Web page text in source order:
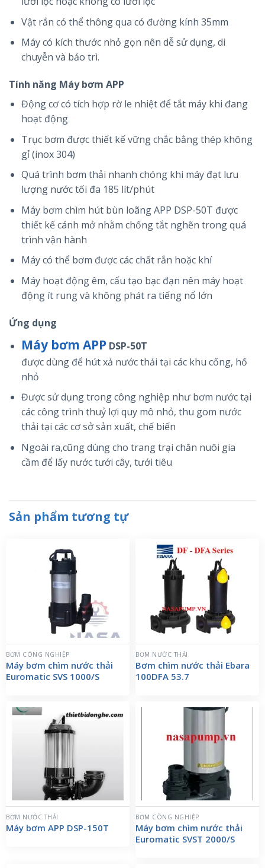
Vật rắn có thể thông qua có đường kính 35mm
Máy có kích thước nhỏ gọn nên dễ sử dụng, di
chuyễn và bảo trì.
Tính năng Máy bơm APP
Động cơ có tích hợp rờ le nhiệt đểtắtmáy khi đang
hoạt động
Trục bơm đượcthiết kếvững chắcbằng thép không
gỉ (inox 304)
Quá trình bơm thải nhanh chóng khi máy đạt lưu
lượng nước tối đa 185 lít/phút
Máy bơm chìm hút bùn loãng APP DSP-50T được
thiết kế cánh mở nhằm chốngtắt nghẽn trong quá
trình vận hành
Máy có thể bơm được các chất rắn hoặc khí
Máy hoạt động êm, cấu tạo bạc đạn nên máy hoạt
động ít rung và không phátra tiếng nổ lớn
Ứng dụng
Máy bơm APPDSP-50T
đượcdùngđể hút xả nước thải tại các khu cống, hố
nhỏ
Đượcsử dụngtrong công nghiệp như bơm nước tại
các công trình thuỷ lợi quy mô nhỏ, thu gom nước
thải tại cáccơ sởsản xuất, chế biến
Ngoài ra,cũngdùng cho trang trại chăn nuôi gia
cầm để lấynước tưới cây, tưới tiêu
Sản phẩm tương tự
BƠM CÔNG NGHIỆP
Máy bơm chìm nước thải
Euromatic SVS 1000/S
BƠM NƯỚC THẢI
Bơm chìm nước thải Ebara
100DFA 53.7
BƠM NƯỚC THẢI
Máy bơm APP DSP-150T
BƠM CÔNG NGHIỆP
Máy bơm chìm nước thải
Euromatic SVST 2000/S